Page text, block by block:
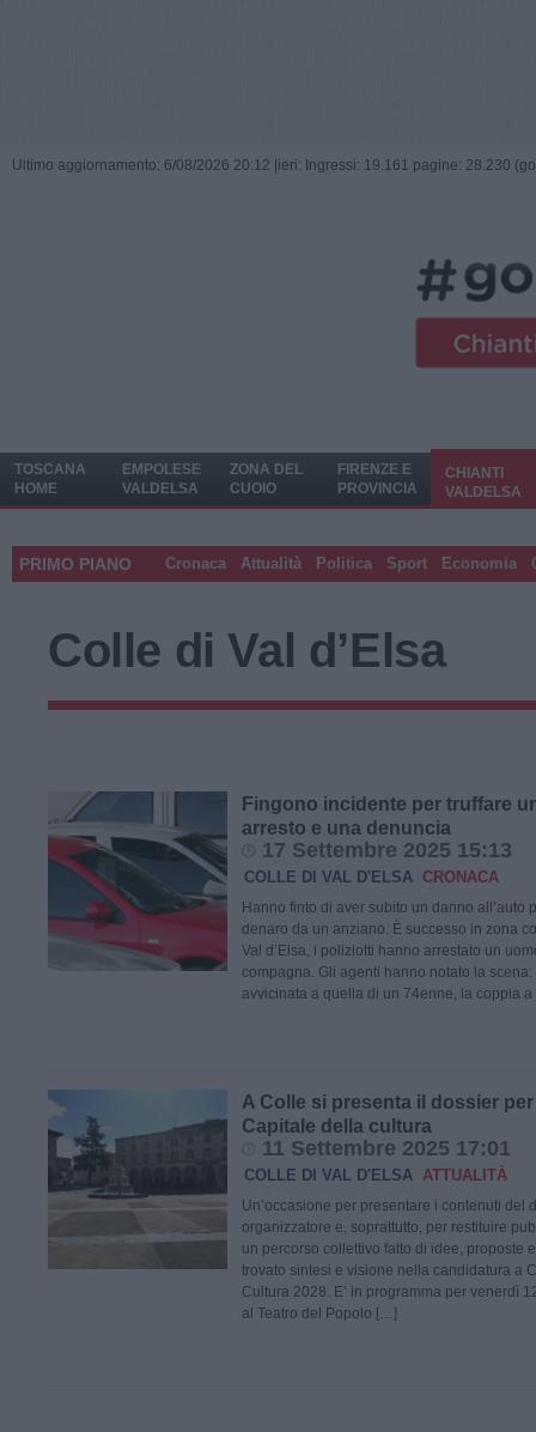
Ultimo aggiornamento: 6/08/2026 20:12 | ieri: Ingressi: 19.161 pagine: 28.230
TOSCANA
HOME
EMPOLESE
VALDELSA
ZONA DEL
CUOIO
FIRENZE E
PROVINCIA
CHIANTI
VALDELSA
PRIMO PIANO Cronaca Attualità Politica Sport Economia
Colle di Val d’Elsa
Fingono incidente per truffare
arresto e una denuncia
17 Settembre 2025 15:13
COLLE DI VAL D'ELSA CRONACA
Hanno finto di aver subito un danno all’auto
denaro da un anziano. È successo in zona
Val d’Elsa, i poliziotti hanno arrestato un
compagna. Gli agenti hanno notato la scena:
avvicinata a quella di un 74enne, la coppia
A Colle si presenta il dossier
Capitale della cultura
11 Settembre 2025 17:01
COLLE DI VAL D'ELSA ATTUALITÀ
Un’occasione per presentare i contenuti del
organizzatore e, soprattutto, per restituire
un percorso collettivo fatto di idee, proposte
trovato sintesi e visione nella candidatura a
Cultura 2028. E’ in programma per venerdì
al Teatro del Popolo […]